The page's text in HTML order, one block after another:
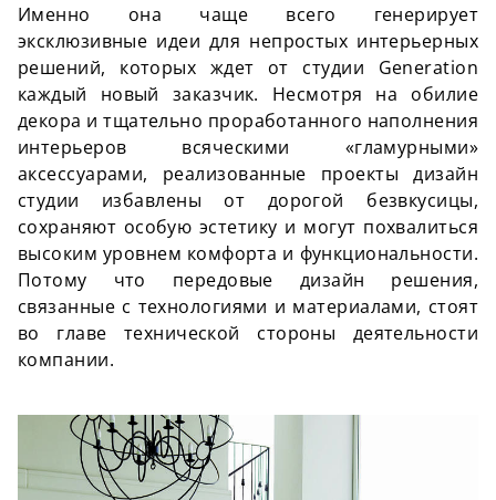
Именно она чаще всего генерирует
эксклюзивные идеи для непростых интерьерных
решений, которых ждет от студии Generation
каждый новый заказчик. Несмотря на обилие
декора и тщательно проработанного наполнения
интерьеров всяческими «гламурными»
аксессуарами, реализованные проекты дизайн
студии избавлены от дорогой безвкусицы,
сохраняют особую эстетику и могут похвалиться
высоким уровнем комфорта и функциональности.
Потому что передовые дизайн решения,
связанные с технологиями и материалами, стоят
во главе технической стороны деятельности
компании.